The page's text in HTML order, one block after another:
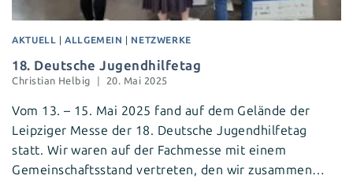
AKTUELL |ALLGEMEIN NETZWERKE
18. Deutsche Jugendhilfetag
Christian Helbig 20. Mai 2025
Vom 13. – 15. Mai 2025 fand auf dem Gelände der
Leipziger Messe der 18. Deutsche Jugendhilfetag
statt. Wir waren auf der Fachmesse mit einem
Gemeinschaftsstand vertreten, den wir zusammen…